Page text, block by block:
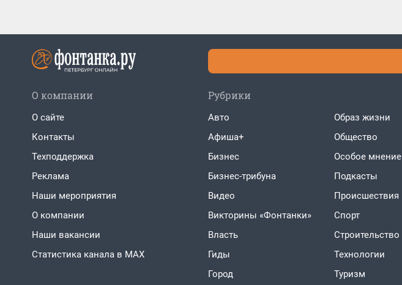
О компании
О сайте
Контакты
Техподдержка
Реклама
Наши мероприятия
О компании
Наши вакансии
Статистика канала в MAX
Рубрики
Авто
Афиша+
Бизнес
Бизнес-трибуна
Видео
Викторины «Фонтанки»
Власть
Гиды
Город
Образ жизни
Общество
Особое мнение
Подкасты
Проиcшествия
Спорт
Строительство
Технологии
Туризм